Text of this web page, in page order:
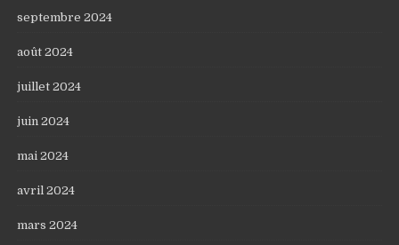
septembre 2024
août 2024
juillet 2024
juin 2024
mai 2024
avril 2024
mars 2024